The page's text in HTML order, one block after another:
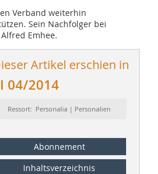
Verband weiterhin
Sein Nachfolger bei
Emhee.
Artikel erschien in
04/2014
Ressort: Personalia | Personalien
Abonnement
Inhaltsverzeichnis